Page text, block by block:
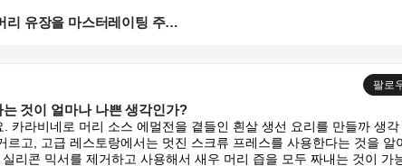
새우 머리 유장을 마스터레이팅 주서로 추출하는 것이 얼...
팔로
것이 얼마나 나쁜 생각인가?
카라비네로 머리 소스 에멀전을 곁들인 흰살 생선 요리를 만들까 생각
고, 고급 레스토랑에서는 멋진 스크류 프레스를 사용한다는 것을 알
리콘 믹서를 제거하고 사용해서 새우 머리 즙을 모두 짜내는 것이 가